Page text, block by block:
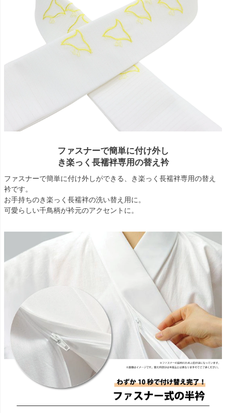
ファスナーで簡単に付け外し
き楽っく長襦袢専用の替え衿
ファスナーで簡単に付け外しができる、き楽っく長襦袢専用の替え
衿です。
お手持ちのき楽っく長襦袢の洗い替え用に。
可愛らしい千鳥柄が衿元のアクセントに。